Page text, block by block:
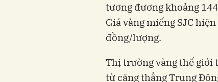
tương đương khoảng
Giá vàng miếng SJC
đồng/lượng.
Thị trường vàng thế giới
từ căng thẳng Trung